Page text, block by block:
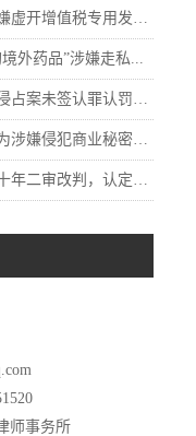
开增值税专用发票...
外药品”涉嫌走私...
案未签认罪认罚，...
嫌侵犯商业秘密罪...
二审改判，认定不...
师事务所